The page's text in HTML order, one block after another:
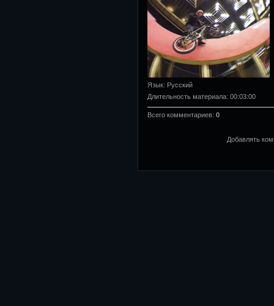
Язык: Русский
Длительность материала: 00:03:00
Всего комментариев: 0
Добавлять